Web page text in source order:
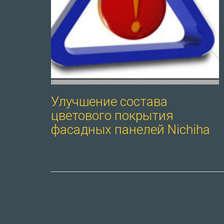
Улучшение состава
цветового покрытия
фасадных панелей Nichiha